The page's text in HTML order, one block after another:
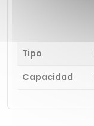
Tipo
Capacidad